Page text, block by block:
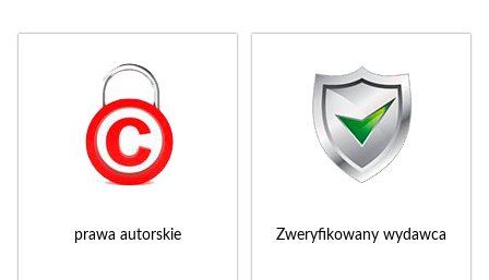
prawa autorskie Zweryfikowany wydawca